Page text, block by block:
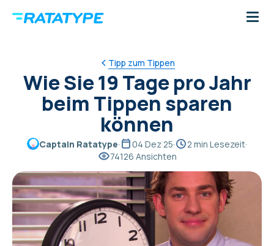
Tipp zum Tippen
Wie Sie 19 Tage pro Jahr
beim Tippen sparen
können
Captain Ratatype· 04 Dez 25· 2 min Lesezeit·
74126 Ansichten